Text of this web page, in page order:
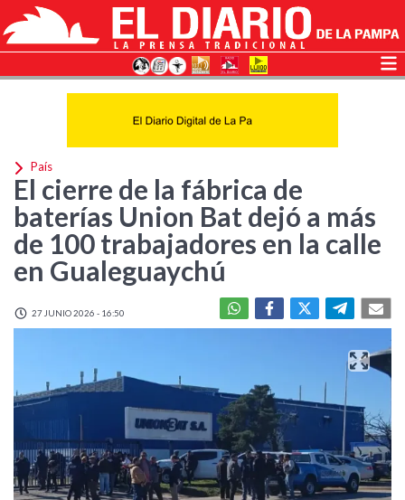
País
El cierre de la fábrica de
baterías Union Bat dejó a más
de 100 trabajadores en la calle
en Gualeguaychú
27 JUNIO 2026 - 16:50